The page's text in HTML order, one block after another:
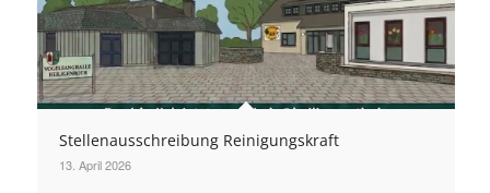
Stellenausschreibung Reinigungskraft
13. April 2026